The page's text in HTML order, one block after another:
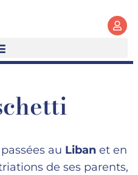
au Liban et en
de ses parents,